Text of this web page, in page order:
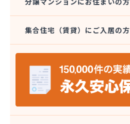
集合住宅（賃貸）にご入居の方